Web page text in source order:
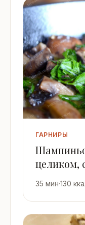
ГАРНИРЫ
целиком,
35 мин·130